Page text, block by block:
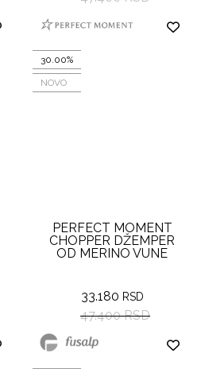
30.00%
NOVO
PERFECT MOMENT
CHOPPER DŽEMPER
OD MERINO VUNE
33.180 RSD
47.400 RSD